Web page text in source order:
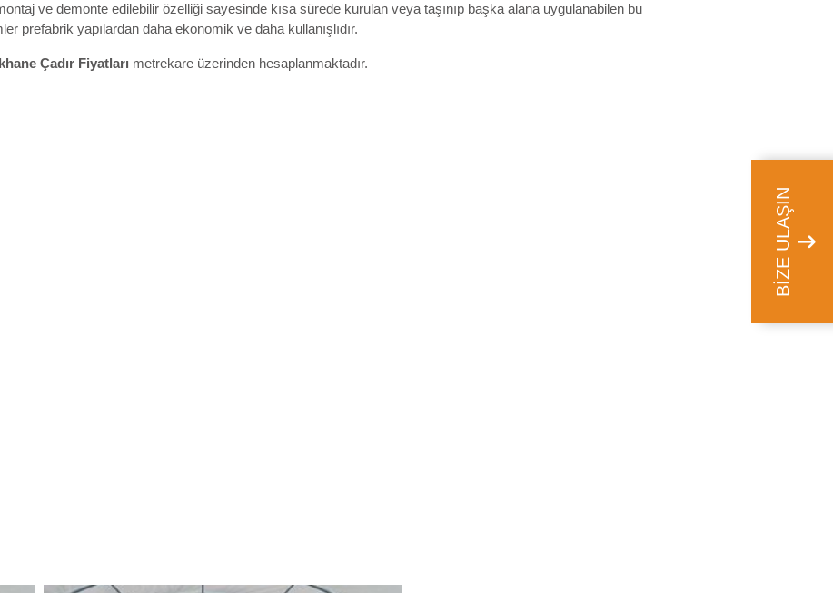
ve demonte edilebilir özelliği sayesinde kısa sürede kurulan veya taşınıp başka alana uygulanabilen bu
prefabrik yapılardan daha ekonomik ve daha kullanışlıdır.
Çadır Fiyatları metrekare üzerinden hesaplanmaktadır.
BİZE ULAŞIN